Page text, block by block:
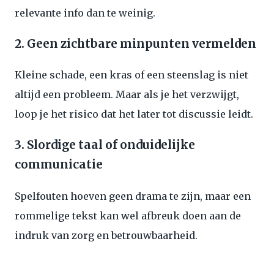
relevante info dan te weinig.
2. Geen zichtbare minpunten vermelden
Kleine schade, een kras of een steenslag is niet
altijd een probleem. Maar als je het verzwijgt,
loop je het risico dat het later tot discussie leidt.
3. Slordige taal of onduidelijke
communicatie
Spelfouten hoeven geen drama te zijn, maar een
rommelige tekst kan wel afbreuk doen aan de
indruk van zorg en betrouwbaarheid.